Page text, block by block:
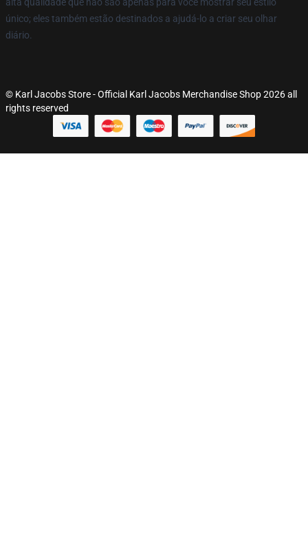
único; eles também estão destinados a ajudá-lo a criar seu olhar
diário.
© Karl Jacobs Store - Official Karl Jacobs Merchandise Shop 2026 all
rights reserved